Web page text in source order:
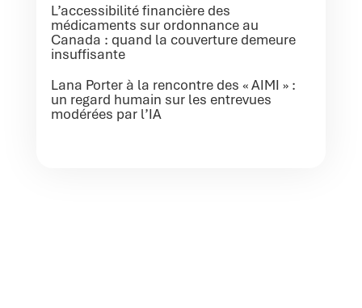
L’accessibilité financière des
médicaments sur ordonnance au
Canada : quand la couverture demeure
insuffisante
Lana Porter à la rencontre des « AIMI » :
un regard humain sur les entrevues
modérées par l’IA